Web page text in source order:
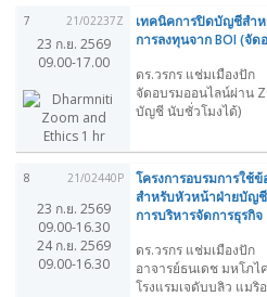
7 21/02237Z
23 ก.ย. 2569
09.00-17.00
เทคนิคการปิดบัญชีสำห
การลงทุนจาก BOI (จั
ดร.วรกร แช่มเมืองปัก
จัดอบรมออนไลน์ผ่าน
บัญชี นับชั่วโมงได้)
8 21/02440P
23 ก.ย. 2569
09.00-16.30
24 ก.ย. 2569
09.00-16.30
โครงการอบรมการใช้
สำหรับหัวหน้าฝ่ายบัญ
การบริหารจัดการธุรกิจ
ดร.วรกร แช่มเมืองปัก
อาจารย์ธนเดช มหโภไ
โรงแรมเจดับบลิว แมริ